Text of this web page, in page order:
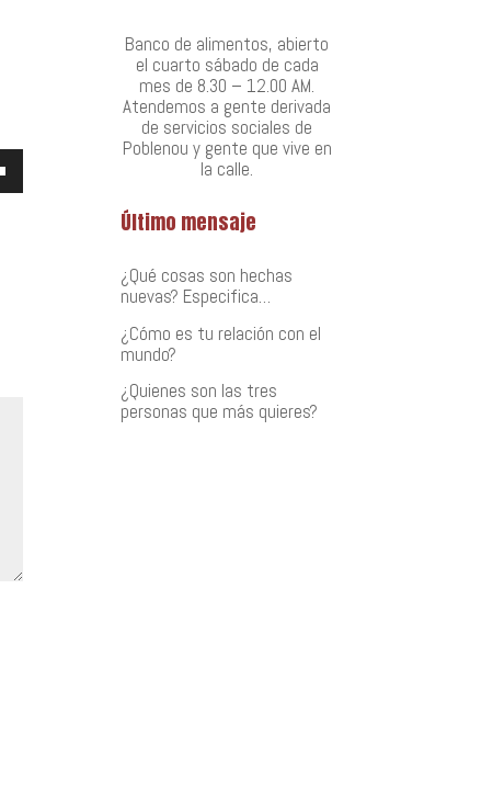
Banco de alimentos, abierto
el cuarto sábado de cada
mes de 8.30 – 12.00 AM.
Atendemos a gente derivada
de servicios sociales de
Poblenou y gente que vive en
la calle.
Último mensaje
¿Qué cosas son hechas
nuevas? Especifica…
¿Cómo es tu relación con el
mundo?
¿Quienes son las tres
personas que más quieres?